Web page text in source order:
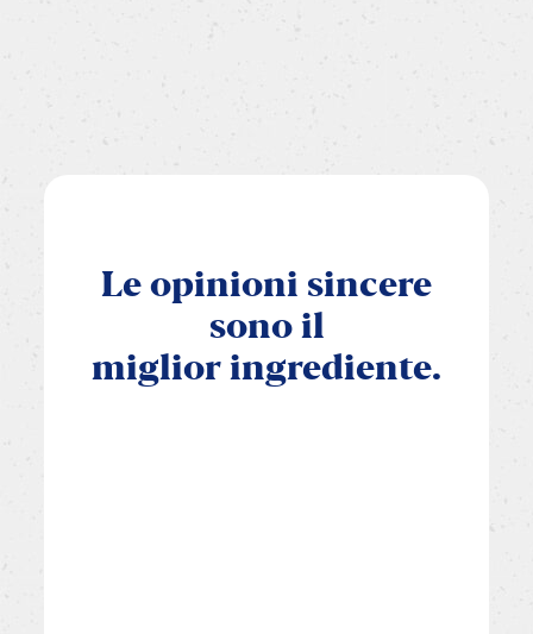
Le opinioni sincere
sono il
miglior ingrediente.